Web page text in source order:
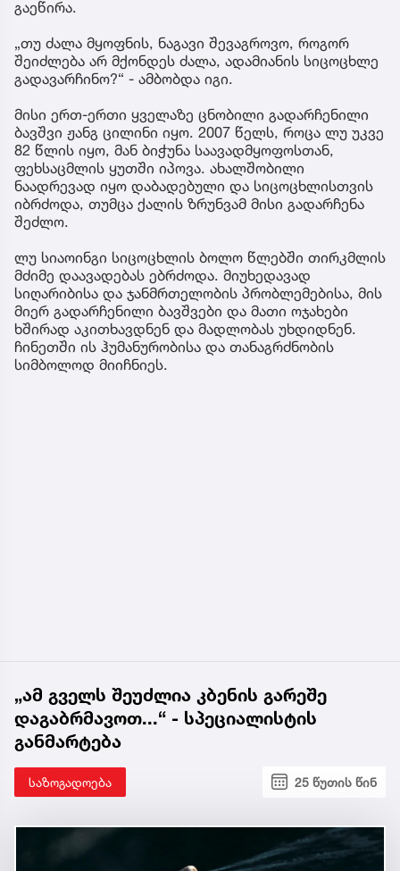
გაეწირა.
„თუ ძალა მყოფნის, ნაგავი შევაგროვო, როგორ
შეიძლება არ მქონდეს ძალა, ადამიანის სიცოცხლე
გადავარჩინო?“ - ამბობდა იგი.
მისი ერთ-ერთი ყველაზე ცნობილი გადარჩენილი
ბავშვი ჟანგ ცილინი იყო. 2007 წელს, როცა ლუ უკვე
82 წლის იყო, მან ბიჭუნა საავადმყოფოსთან,
ფეხსაცმლის ყუთში იპოვა. ახალშობილი
ნაადრევად იყო დაბადებული და სიცოცხლისთვის
იბრძოდა, თუმცა ქალის ზრუნვამ მისი გადარჩენა
შეძლო.
ლუ სიაოინგი სიცოცხლის ბოლო წლებში თირკმლის
მძიმე დაავადებას ებრძოდა. მიუხედავად
სიღარიბისა და ჯანმრთელობის პრობლემებისა, მის
მიერ გადარჩენილი ბავშვები და მათი ოჯახები
ხშირად აკითხავდნენ და მადლობას უხდიდნენ.
ჩინეთში ის ჰუმანურობისა და თანაგრძნობის
სიმბოლოდ მიიჩნიეს.
„ამ გველს შეუძლია კბენის გარეშე
დაგაბრმავოთ...“ - სპეციალისტის
განმარტება
საზოგადოება 25 წუთის წინ